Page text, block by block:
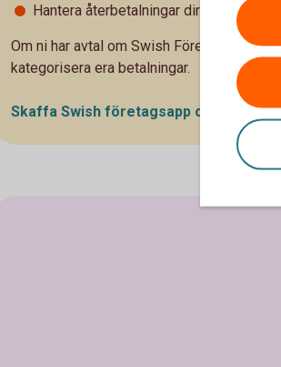
Hantera återbetalningar direkt i Swish
Om ni har avtal om Swish Företag kan ni
kategorisera era betalningar.
Skaffa Swish företagsapp och läs